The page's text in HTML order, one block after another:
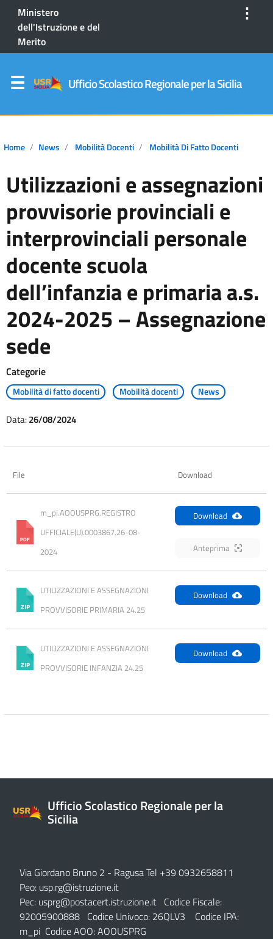
Ministero
dell'Istruzione e del
Merito
⋮
Ufficio Scolastico Regionale per la Sicilia
Home News Mobilità Docenti Mobilità Di Fatto Docenti
Utilizzazioni e assegnazioni
provvisorie provinciali e
interprovinciali personale
docente scuola
dell’infanzia e primaria a.s.
2024-2025 – Assegnazione
sede
Categorie
Mobilità di fatto docenti Mobilità docenti News
Data:26/08/2024
File Download
m_pi.AOOUSPRG.REGISTRO
UFFICIALE(U).0003867.26-08-
2024
Download
Anteprima
UTILIZZAZIONI E ASSEGNAZIONI
PROVVISORIE PRIMARIA 24.25
Download
UTILIZZAZIONI E ASSEGNAZIONI
PROVVISORIE INFANZIA 24.25
Download
Ufficio Scolastico Regionale per la
Sicilia
Via Giordano Bruno 2 - Ragusa Tel +39 0932658811
Peo: usp.rg@istruzione.it
Pec: usprg@postacert.istruzione.it Codice Fiscale:
92005900888 Codice Univoco: 26QLV3 Codice IPA:
m_pi Codice AOO: AOOUSPRG